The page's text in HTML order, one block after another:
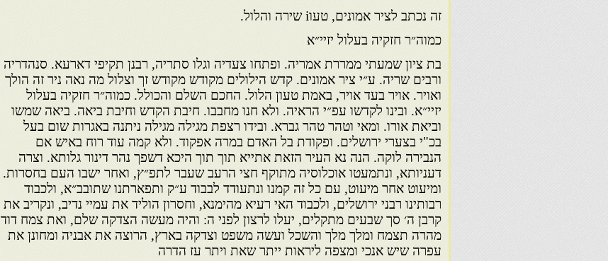
זה נכתב לציר אמונים, טעוi שירה והלול.
כמוה״ר חזקיה בעלול יזיי״א
בת ציון שמעתי ממררת אמריה. ופתחו צעדיה וגלו סתריה, רבנן תקיפי דארעא. סנהדריה
ורבים שריה. ע״י ציר אמונים. קדש הילולים מקודש מקודש זך וצלול מה נאה ניר זה הולך
ואויר. אויר בעד אויר, באמת טעון הלול. החכם השלם והכולל. כמוה״ר חזקיה בעלול
יזיי״א. ובינו לקדשו עפ״י הראיה. ולא חנו מחבבו. חיבת הקדש וחיבת ביאה. ביאה שמשו
וביאת אורו. ומאי וטהר טהר גברא. ובידו רצפת מגילה מגילה ניתנה באגרות שום בעל
בכ"י בצערי ירושלים. ופקודת בל האדם במרה אפקוד. ולא קמה עוד רוח באיש אם
הנבירה לוקה. הנה נא העיר הזאת אתייא תוך תוך היכא דשפך נהר דינור גלותא. וצרה
דעניותא, ונתמעטו אוכלוסיה מתוקף חצי הרעב שעבר לתפ״ץ, ואחר ישבו העם בחסרות.
ומיעוט אחר מיעוט, עם כל זה קמנו ונתעודד לבבוד ע״ק ותפארתנו שתובב״א, ולכבוד
רבותינו רבני ירושלים, ולכבוד האי רעיא מהימנא, וחסרון הוליד את עמיי נדיב, ונקריב את
קרבן ה׳ סך שבעים מתקלים, יעלו לרצון לפני ה: והיה מעשה הצדקה שלם, ואת צמח דוד
מהרה תצמח ומלך מלך והשכל ועשה משפט וצדקה בארץ, הרוצה את אבניה ומחונן את
עפרה שיש אנכי ומצפה ליראות ייתר שאת ויתר עז הדרה